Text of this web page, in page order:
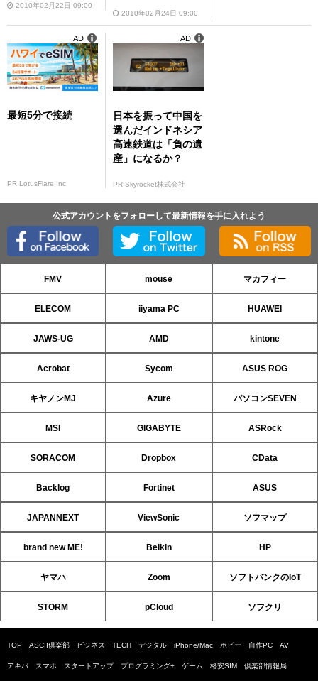
2010年02月22日 09:00
2010年02月24日 09:00
最短5分で接続
PR LotusFlare Inc
AD
日本を振って中国を
選んだインドネシア
高速鉄道は「負の遺
産」になるか？
PR Skyrocket株式会社
AD
公式アカウントをフォローして最新情報を手に入れよう
FMV mouse マカフィー
ELECOM iiyama PC HUAWEI
JAWS-UG AMD kintone
Acrobat Sycom ASUS ROG
キヤノンMJ Azure パソコンSEVEN
MSI GIGABYTE ASRock
SORACOM Dropbox CData
Backlog Fortinet ASUS
JAPANNEXT ViewSonic ソフマップ
brand new ME! Belkin HP
ヤマハ Zoom ソフトバンクのIoT
STORM pCloud ソフクリ
TOP ASCII倶楽部 ビジネス TECH デジタル iPhone/Mac ホビー 自作PC AV
アキバ スマホ スタートアップ プログラミング+ ゲーム 格安SIM 倶楽部情報局